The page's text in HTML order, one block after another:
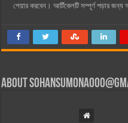
শেয়ার করবেন। আর্টিকেলটি সম্পূর্ণ পড়ার জন্য
About